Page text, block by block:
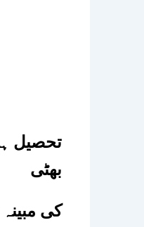
تحصیل
بھٹی
کی